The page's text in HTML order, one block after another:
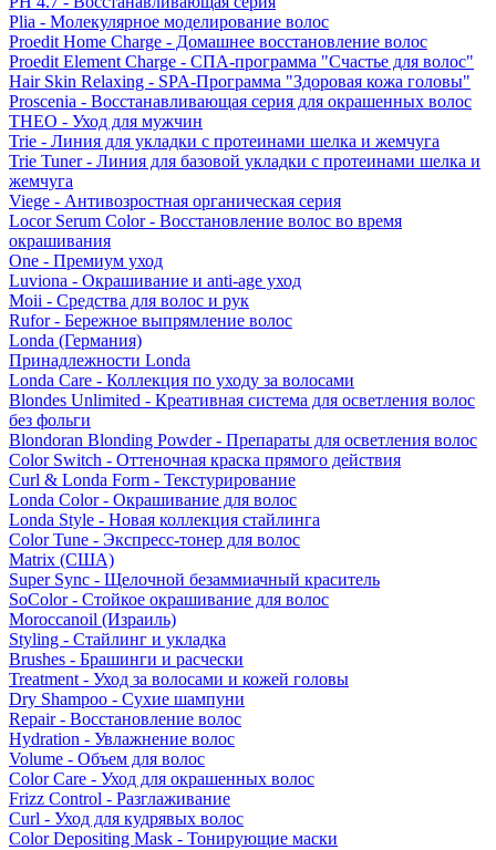
Plia - Молекулярное моделирование волос
Proedit Home Charge - Домашнее восстановление волос
Proedit Element Charge - СПА-программа "Счастье для волос"
Hair Skin Relaxing - SPA-Программа "Здоровая кожа головы"
Proscenia - Восстанавливающая серия для окрашенных волос
THEO - Уход для мужчин
Trie - Линия для укладки с протеинами шелка и жемчуга
Trie Tuner - Линия для базовой укладки с протеинами шелка и
жемчуга
Viege - Антивозростная органическая серия
Locor Serum Color - Восстановление волос во время
окрашивания
One - Премиум уход
Luviona - Окрашивание и anti-age уход
Moii - Средства для волос и рук
Rufor - Бережное выпрямление волос
Londa (Германия)
Принадлежности Londa
Londa Care - Коллекция по уходу за волосами
Blondes Unlimited - Креативная система для осветления волос
без фольги
Blondoran Blonding Powder - Препараты для осветления волос
Color Switch - Оттеночная краска прямого действия
Curl & Londa Form - Текстурирование
Londa Color - Окрашивание для волос
Londa Style - Новая коллекция стайлинга
Color Tune - Экспресс-тонер для волос
Matrix (США)
Super Sync - Щелочной безаммиачный краситель
SoColor - Стойкое окрашивание для волос
Moroccanoil (Израиль)
Styling - Стайлинг и укладка
Brushes - Брашинги и расчески
Treatment - Уход за волосами и кожей головы
Dry Shampoo - Сухие шампуни
Repair - Восстановление волос
Hydration - Увлажнение волос
Volume - Объем для волос
Color Care - Уход для окрашенных волос
Frizz Control - Разглаживание
Curl - Уход для кудрявых волос
Color Depositing Mask - Тонирующие маски